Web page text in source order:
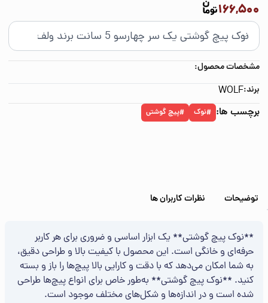
166,500
مشخصات محصول:
برند:WOLF
برچسب ها: #نوک #پیچ گوشتی
توضیحات نظرات کاربران ها
**نوک پیچ گوشتی** یک ابزار اساسی و ضروری برای هر کاربر
حرفه‌ای و خانگی است. این محصول با کیفیت بالا و طراحی دقیق،
به شما امکان می‌دهد که با دقت و کارایی بالا پیچ‌ها را باز و بسته
کنید. **نوک پیچ گوشتی** به‌طور خاص برای انواع پیچ‌ها طراحی
شده است و در اندازه‌ها و شکل‌های مختلف موجود است.